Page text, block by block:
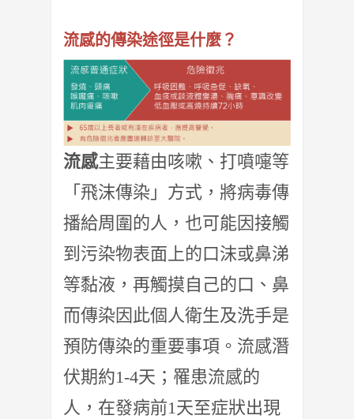
流感的傳染途徑是什麼？
流感主要藉由咳嗽、打噴嚏等
「飛沫傳染」方式，將病毒傳
播給周圍的人，也可能因接觸
到污染物表面上的口沫或鼻涕
等黏液，再觸摸自己的口、鼻
而傳染因此個人衛生及洗手是
預防傳染的重要事項。流感潛
伏期約1-4天；罹患流感的
人，在發病前1天至症狀出現